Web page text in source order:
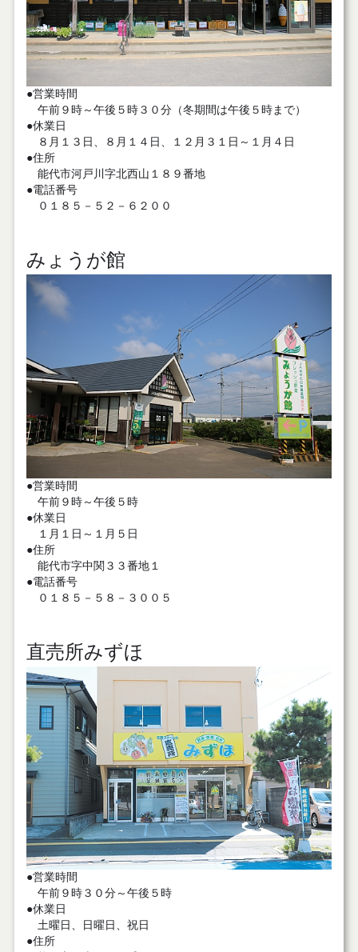
●営業時間
午前９時～午後５時３０分（冬期間は午後５時まで）
●休業日
８月１３日、８月１４日、１２月３１日～１月４日
●住所
能代市河戸川字北西山１８９番地
●電話番号
０１８５－５２－６２００
みょうが館
●営業時間
午前９時～午後５時
●休業日
１月１日～１月５日
●住所
能代市字中関３３番地１
●電話番号
０１８５－５８－３００５
直売所みずほ
●営業時間
午前９時３０分～午後５時
●休業日
土曜日、日曜日、祝日
●住所